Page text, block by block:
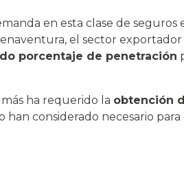
en esta clase de seguros
el sector
porcentaje de penetración
ha requerido la obtención
considerado necesario para